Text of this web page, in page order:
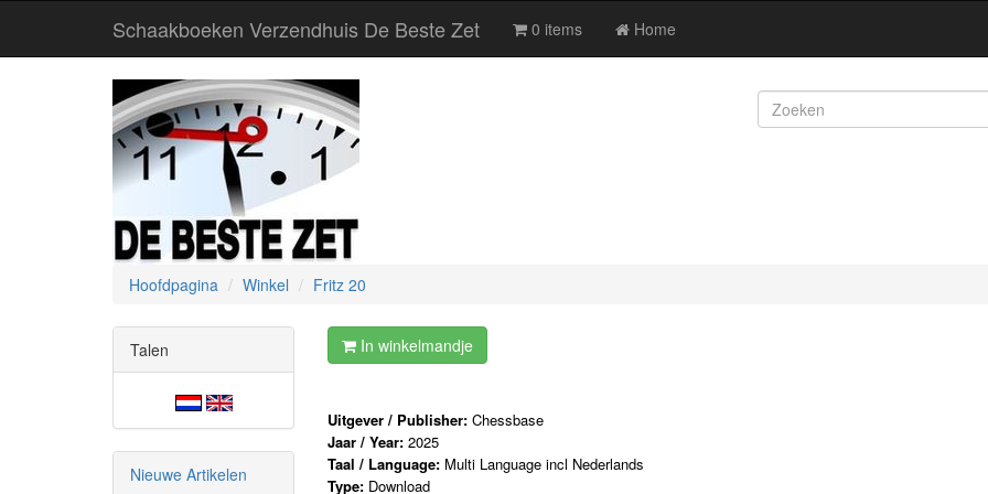
Schaakboeken Verzendhuis De Beste Zet 0 items Home
Hoofdpagina Winkel Fritz 20
In winkelmandje
Uitgever / Publisher: Chessbase
Jaar / Year: 2025
Taal / Language: Multi Language incl Nederlands
Type: Download
Talen
Nieuwe Artikelen